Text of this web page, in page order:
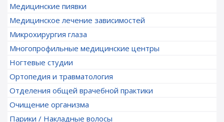
Медицинские пиявки
Медицинское лечение зависимостей
Микрохирургия глаза
Многопрофильные медицинские центры
Ногтевые студии
Ортопедия и травматология
Отделения общей врачебной практики
Очищение организма
Парики / Накладные волосы